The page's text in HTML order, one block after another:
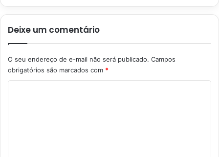
Deixe um comentário
O seu endereço de e-mail não será publicado. Campos
obrigatórios são marcados com *